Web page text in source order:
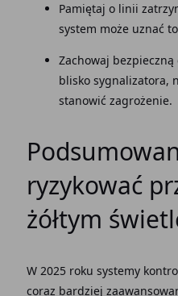
Pamiętaj o linii
system może uznać
Zachowaj bezpieczną
blisko sygnalizatora,
stanowić zagrożenie.
ryzykować
żółtym
W 2025 roku systemy
coraz bardziej